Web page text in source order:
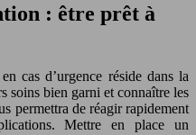
: être prêt à
cas d’urgence réside dans la
soins bien garni et connaître les
permettra de réagir rapidement
Mettre en place un